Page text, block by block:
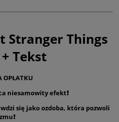
Stranger Things
Tekst
OPŁATKU
niesamowity efekt❗️
się jako ozdoba, która pozwoli